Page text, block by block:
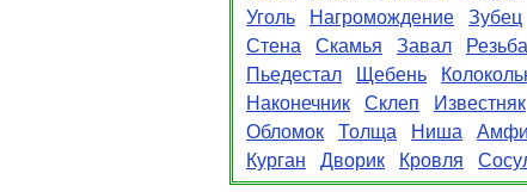
Уголь
Нагромождение Зубец
Стена
Скамья Завал Резьба
Пьедестал
Щебень
Наконечник
Склеп Известняк
Обломок
Толща Ниша
Курган
Дворик Кровля